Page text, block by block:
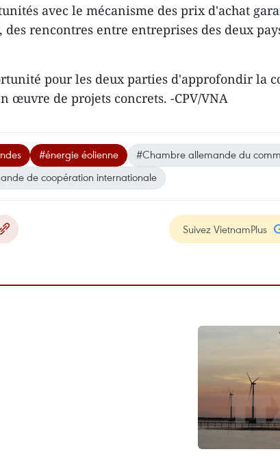
avec le mécanisme des prix d'achat
rencontres entre entreprises des deux
pour les deux parties ​d'approfondir la
œuvre de projets concrets. -CPV/VNA
#énergie éolienne
#Chambre allemande du
de coopération internationale
Suivez VietnamPlus